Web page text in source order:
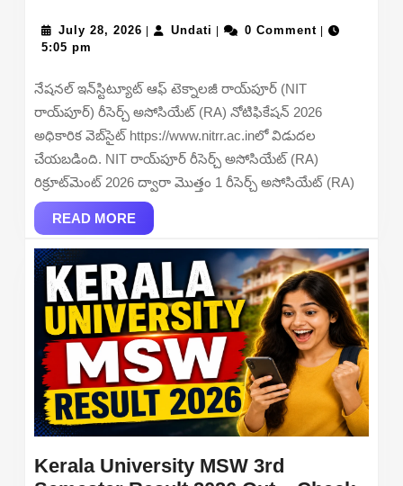
Offline
July 28, 2026 July
| Undati Undati
| 0 Comment |
5:05 pm
నేషనల్ ఇన్‌స్టిట్యూట్ ఆఫ్ టెక్నాలజీ రాయ్‌పూర్ (NIT
రాయ్‌పూర్) రీసెర్చ్ అసోసియేట్ (RA) నోటిఫికేషన్ 2026
అధికారిక వెబ్‌సైట్ https://www.nitrr.ac.inలో విడుదల
చేయబడింది. NIT రాయ్‌పూర్ రీసెర్చ్ అసోసియేట్ (RA)
రిక్రూట్‌మెంట్ 2026 ద్వారా మొత్తం 1 రీసెర్చ్ అసోసియేట్ (RA)
READ MOREREAD
MORE
Kerala University MSW 3rd